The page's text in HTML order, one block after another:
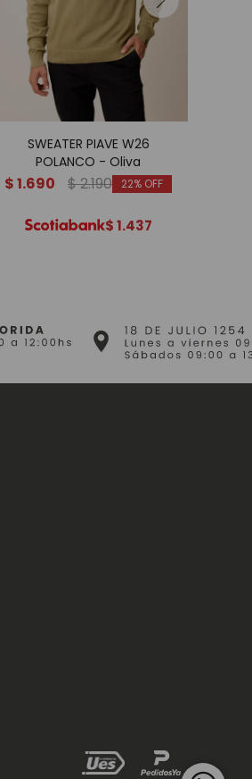
SWEATER PIAVE W26
POLANCO - Oliva
$1.690 $2.190 22
$1.437